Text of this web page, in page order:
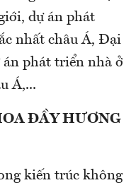
dự án phát
nhất châu Á, Đại
phát triển nhà ở
Á,...
ĐẦY HƯƠNG
kiến trúc không